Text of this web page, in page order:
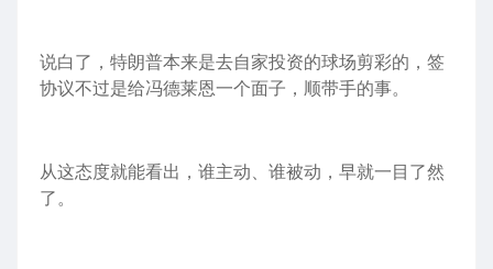
说白了，特朗普本来是去自家投资的球场剪彩的，签
协议不过是给冯德莱恩一个面子，顺带手的事。
从这态度就能看出，谁主动、谁被动，早就一目了然
了。